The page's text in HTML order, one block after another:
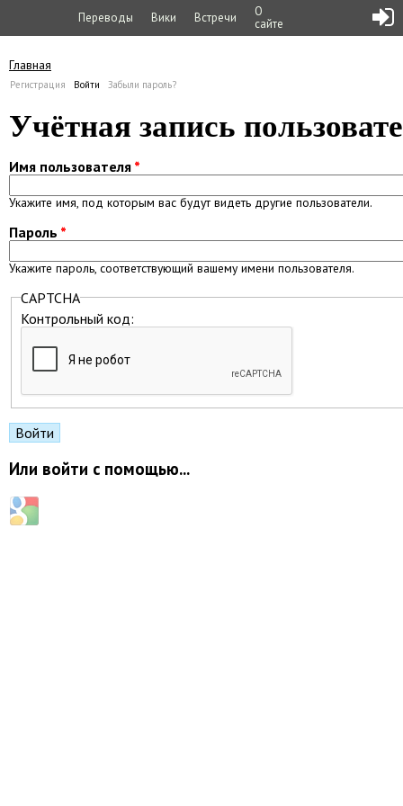
Переводы Вики Встречи
О
сайте
Вы здесь
Главная
Регистрация Войти (активная вкладка)
Забыли пароль?
Учётная запись
Имя пользователя *
Укажите имя, под которым вас будут видеть другие пользователи.
Пароль *
Укажите пароль, соответствующий вашему имени пользователя.
CAPTCHA
Контрольный код:
Или войти с помощью...
Login with Google